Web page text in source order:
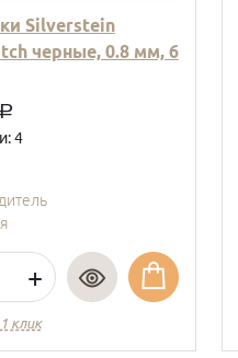
Silverstein
черные, 0.8 мм, 6
a
4
+
клик